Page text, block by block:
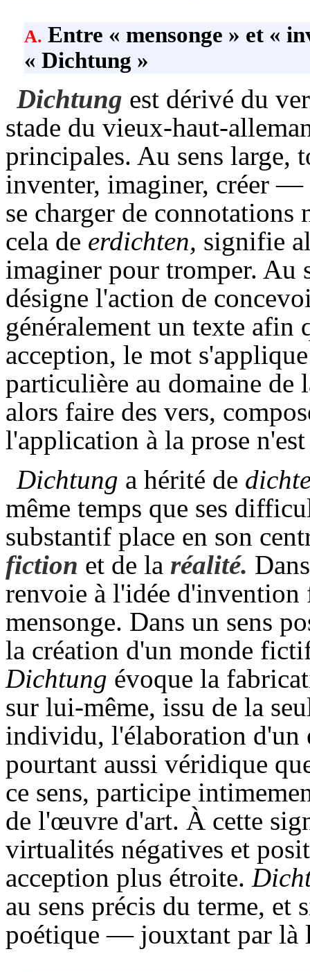
A. Entre « mensonge » et «
« Dichtung »
Dichtung est dérivé du
stade du vieux-haut-
principales. Au sens large,
inventer, imaginer, créer
se charger de connotations
cela de erdichten, signifie
imaginer pour tromper. Au
désigne l'action de
généralement un texte afin
acception, le mot
particulière au domaine de
alors faire des vers,
l'application à la prose
Dichtung a hérité de
même temps que ses
substantif place en son
fiction et de la réalité.
renvoie à l'idée d'invention
mensonge. Dans un sens
la création d'un monde
Dichtung évoque la
sur lui-même, issu de la
individu, l'élaboration d'un
pourtant aussi véridique
ce sens, participe
de l'œuvre d'art. À cette
virtualités négatives et
acception plus étroite.
au sens précis du terme,
poétique — jouxtant par là